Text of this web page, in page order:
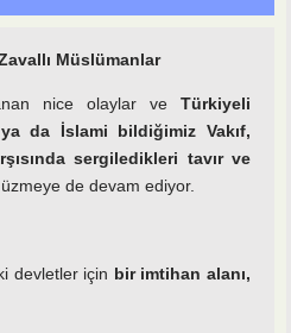
Müslümanlar
nice olaylar veTürkiyeli
da İslami bildiğimiz Vakıf,
sergiledikleri tavır ve
de devam ediyor.
devletler için bir imtihan alanı,